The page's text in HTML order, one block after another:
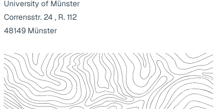
University of Münster
Corrensstr. 24 , R. 112
48149 Münster